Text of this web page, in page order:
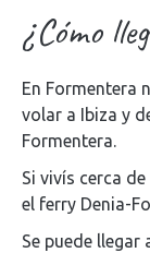
¿Cómo
En Formentera
volar a Ibiza y
Formentera.
Si vivís cerca
el ferry Denia-
Se puede